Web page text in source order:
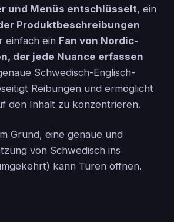
und Menüs entschlüsselt, ein
Produktbeschreibungen
einfach ein Fan von Nordic-
der jede Nuance erfassen
Schwedisch-Englisch-
Reibungen und ermöglicht
den Inhalt zu konzentrieren.
Grund, eine genaue und
von Schwedisch ins
kann Türen öffnen.